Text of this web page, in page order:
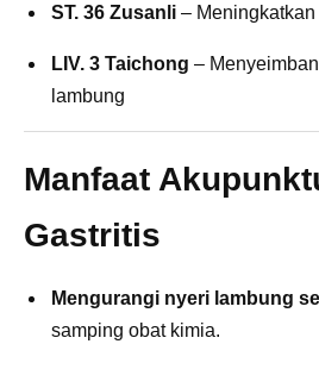
ST. 36 Zusanli –
LIV. 3 Taichong –
lambung
Manfaat
Gastritis
Mengurangi nyeri lambung
samping obat kimia.